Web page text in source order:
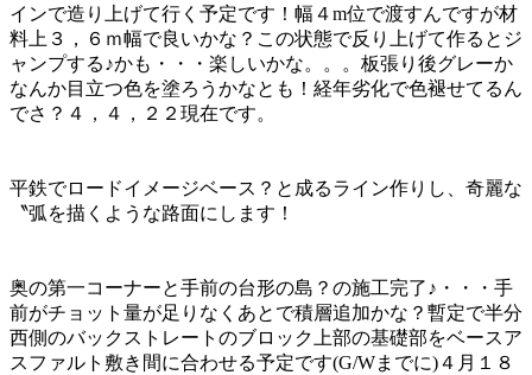
インで造り上げて行く予定です！幅４m位で渡すんですが材
料上３，６ｍ幅で良いかな？この状態で反り上げて作るとジ
ャンプする♪かも・・・楽しいかな。。。板張り後グレーか
なんか目立つ色を塗ろうかなとも！経年劣化で色褪せてるん
でさ？４，４，２２現在です。
平鉄でロードイメージベース？と成るライン作りし、奇麗な
〝弧を描くような路面にします！
奥の第一コーナーと手前の台形の島？の施工完了♪・・・手
前がチョット量が足りなくあとで積層追加かな？暫定で半分
西側のバックストレートのブロック上部の基礎部をベースア
スファルト敷き間に合わせる予定です(G/Wまでに)４月１８